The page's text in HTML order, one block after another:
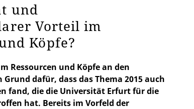
und
Vorteil im
Köpfe?
Ressourcen und Köpfe an den
dafür, dass das Thema 2015 auch
fand, die die Universität Erfurt für die
hat. Bereits im Vorfeld der